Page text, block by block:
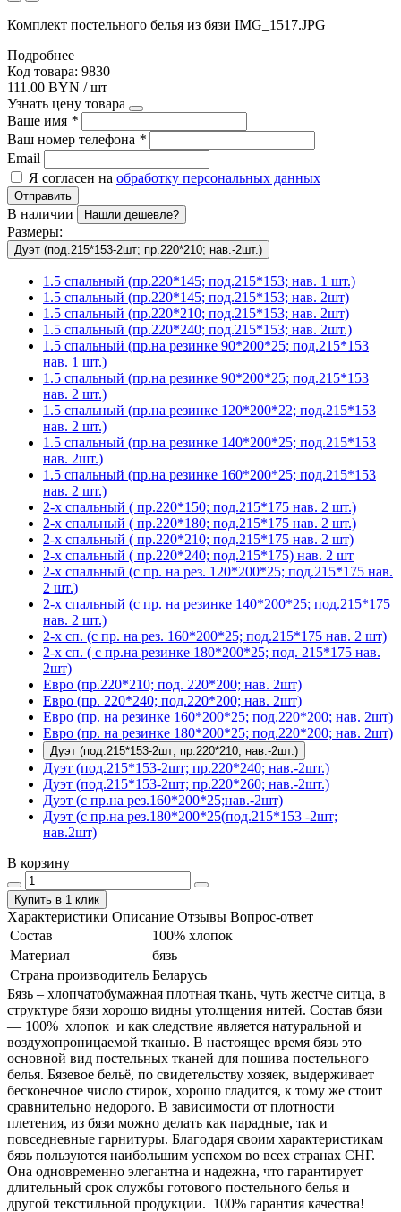
Комплект постельного белья из бязи IMG_1517.JPG
Подробнее
Код товара: 9830
111.00 BYN / шт
Узнать цену товара
Ваше имя *
Ваш номер телефона *
Email
Я согласен на обработку персональных данных
Отправить
В наличии Нашли дешевле?
Размеры:
Дуэт (под.215*153-2шт; пр.220*210; нав.-2шт.)
1.5 спальный (пр.220*145; под.215*153; нав. 1 шт.)
1.5 спальный (пр.220*145; под.215*153; нав. 2шт)
1.5 спальный (пр.220*210; под.215*153; нав. 2шт)
1.5 спальный (пр.220*240; под.215*153; нав. 2шт.)
1.5 спальный (пр.на резинке 90*200*25; под.215*153
нав. 1 шт.)
1.5 спальный (пр.на резинке 90*200*25; под.215*153
нав. 2 шт.)
1.5 спальный (пр.на резинке 120*200*22; под.215*153
нав. 2 шт.)
1.5 спальный (пр.на резинке 140*200*25; под.215*153
нав. 2шт.)
1.5 спальный (пр.на резинке 160*200*25; под.215*153
нав. 2 шт.)
2-х спальный ( пр.220*150; под.215*175 нав. 2 шт.)
2-х спальный ( пр.220*180; под.215*175 нав. 2 шт.)
2-х спальный ( пр.220*210; под.215*175 нав. 2 шт)
2-х спальный ( пр.220*240; под.215*175) нав. 2 шт
2-х спальный (с пр. на рез. 120*200*25; под.215*175 нав.
2 шт.)
2-х спальный (с пр. на резинке 140*200*25; под.215*175
нав. 2 шт.)
2-х сп. (с пр. на рез. 160*200*25; под.215*175 нав. 2 шт)
2-х сп. ( с пр.на резинке 180*200*25; под. 215*175 нав.
2шт)
Евро (пр.220*210; под. 220*200; нав. 2шт)
Евро (пр. 220*240; под.220*200; нав. 2шт)
Евро (пр. на резинке 160*200*25; под.220*200; нав. 2шт)
Евро (пр. на резинке 180*200*25; под.220*200; нав. 2шт)
Дуэт (под.215*153-2шт; пр.220*210; нав.-2шт.)
Дуэт (под.215*153-2шт; пр.220*240; нав.-2шт.)
Дуэт (под.215*153-2шт; пр.220*260; нав.-2шт.)
Дуэт (с пр.на рез.160*200*25;нав.-2шт)
Дуэт (с пр.на рез.180*200*25(под.215*153 -2шт;
нав.2шт)
В корзину
Купить в 1 клик
Характеристики Описание Отзывы Вопрос-ответ
Состав
100% хлопок
Материал
бязь
Страна производитель Беларусь
Бязь – хлопчатобумажная плотная ткань, чуть жестче ситца, в
структуре бязи хорошо видны утолщения нитей. Состав бязи
― 100% хлопок и как следствие является натуральной и
воздухопроницаемой тканью. В настоящее время бязь это
основной вид постельных тканей для пошива постельного
белья. Бязевое бельё, по свидетельству хозяек, выдерживает
бесконечное число стирок, хорошо гладится, к тому же стоит
сравнительно недорого. В зависимости от плотности
плетения, из бязи можно делать как парадные, так и
повседневные гарнитуры. Благодаря своим характеристикам
бязь пользуются наибольшим успехом во всех странах СНГ.
Она одновременно элегантна и надежна, что гарантирует
длительный срок службы готового постельного белья и
другой текстильной продукции. 100% гарантия качества!